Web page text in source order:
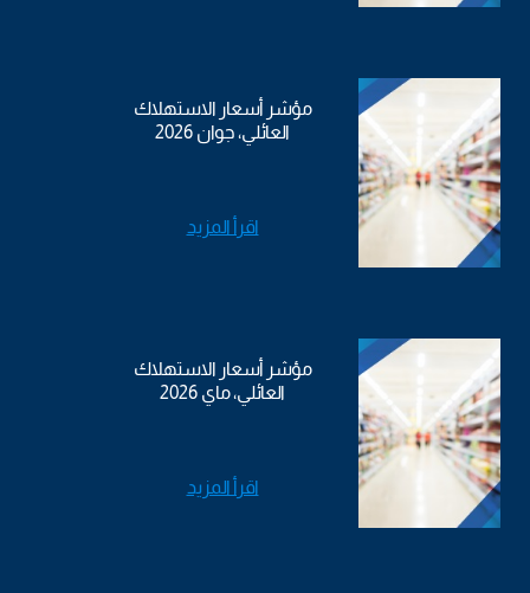
مؤشر أسعار الاستهلاك
العائلي، جوان 2026
اقرأ المزيد
مؤشر أسعار الاستهلاك
العائلي، ماي 2026
اقرأ المزيد